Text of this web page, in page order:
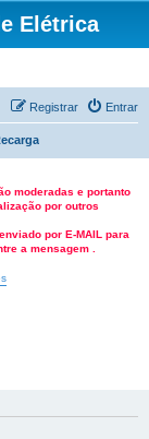
Elétrica
Entrar
Registrar
moderadas e portanto
por outros
por E-MAIL para
a mensagem .